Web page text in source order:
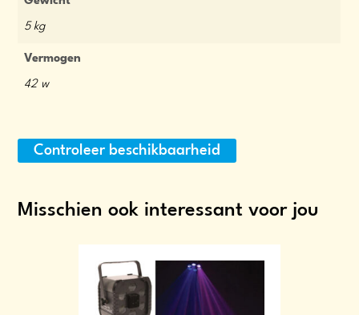
5 kg
Vermogen
42 w
Controleer beschikbaarheid
Misschien ook interessant voor jou